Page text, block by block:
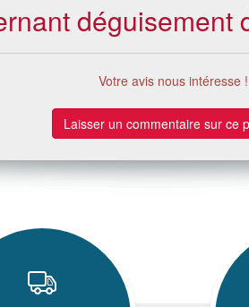
Votre avis nous intéresse !
Laisser un commentaire sur ce